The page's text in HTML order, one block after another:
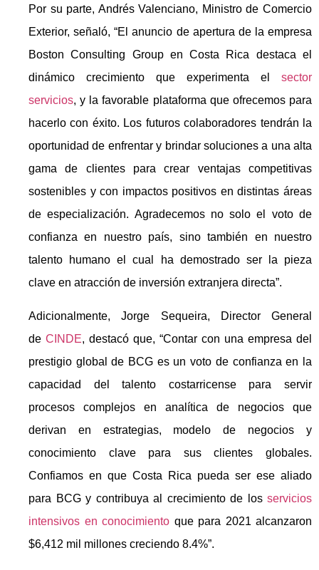
Por su parte, Andrés Valenciano, Ministro de Comercio
Exterior, señaló, “El anuncio de apertura de la empresa
Boston Consulting Group en Costa Rica destaca el
dinámico crecimiento que experimenta el sector
servicios, y la favorable plataforma que ofrecemos para
hacerlo con éxito. Los futuros colaboradores tendrán la
oportunidad de enfrentar y brindar soluciones a una alta
gama de clientes para crear ventajas competitivas
sostenibles y con impactos positivos en distintas áreas
de especialización. Agradecemos no solo el voto de
confianza en nuestro país, sino también en nuestro
talento humano el cual ha demostrado ser la pieza
clave en atracción de inversión extranjera directa”.
Adicionalmente, Jorge Sequeira, Director General
de CINDE, destacó que, “Contar con una empresa del
prestigio global de BCG es un voto de confianza en la
capacidad del talento costarricense para servir
procesos complejos en analítica de negocios que
derivan en estrategias, modelo de negocios y
conocimiento clave para sus clientes globales.
Confiamos en que Costa Rica pueda ser ese aliado
para BCG y contribuya al crecimiento de los servicios
intensivos en conocimiento que para 2021 alcanzaron
$6,412 mil millones creciendo 8.4%”.